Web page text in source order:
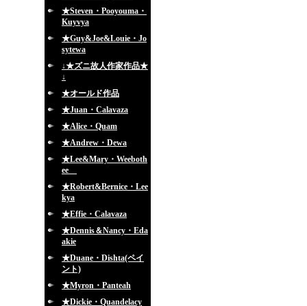
★Steven・Pooyouma・
Kuyvya
★Guy&Joe&Louie・Jo
sytewa
↓★ズニ故人作家作品★
↓
★オールド作品
★Juan・Calavaza
★Alice・Quam
★Andrew・Dewa
★Lee&Mary・Weeboth
ee
★Robert&Bernice・Lee
kya
★Effie・Calavaza
★Dennis＆Nancy・Eda
akie
★Duane・Dishta(ペイ
ント)
★Myron・Panteah
★Dickie・Quandelacy